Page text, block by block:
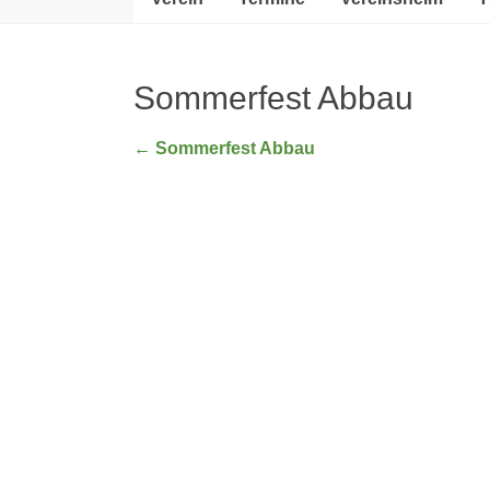
Sommerfest Abbau
← Sommerfest Abbau